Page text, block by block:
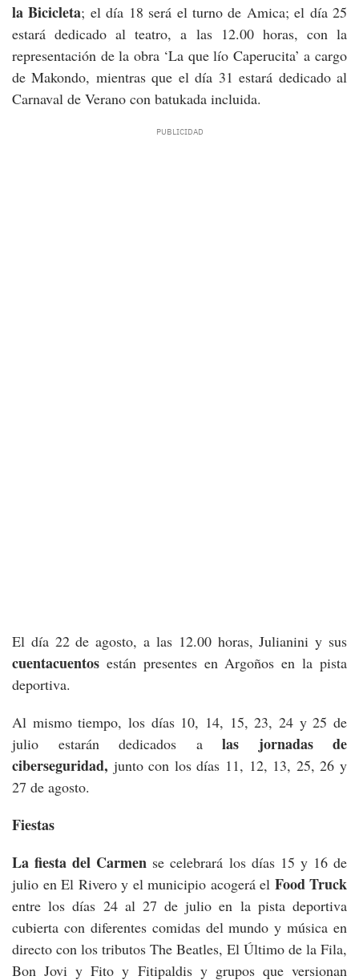
la Bicicleta; el día 18 será el turno de Amica; el día 25
estará dedicado al teatro, a las 12.00 horas, con la
representación de la obra ‘La que lío Caperucita’ a cargo
de Makondo, mientras que el día 31 estará dedicado al
Carnaval de Verano con batukada incluida.
El día 22 de agosto, a las 12.00 horas, Julianini y sus
cuentacuentos están presentes en Argoños en la pista
deportiva.
Al mismo tiempo, los días 10, 14, 15, 23, 24 y 25 de
julio estarán dedicados alas jornadas de
ciberseguridad, junto con los días 11, 12, 13, 25, 26 y
27 de agosto.
Fiestas
La fiesta del Carmen se celebrará los días 15 y 16 de
julio en El Rivero y el municipio acogerá el Food Truck
entre los días 24 al 27 de julio en la pista deportiva
cubierta con diferentes comidas del mundo y música en
directo con los tributos The Beatles, El Último de la Fila,
Bon Jovi y Fito y Fitipaldis y grupos que versionan